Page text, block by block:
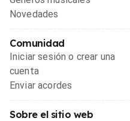
Novedades
Comunidad
Iniciar sesión o crear una
cuenta
Enviar acordes
Sobre el sitio web